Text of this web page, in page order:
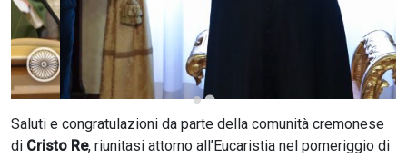
Saluti e congratulazioni da parte della comunità cremonese
di Cristo Re, riunitasi attorno all’Eucaristia nel pomeriggio di